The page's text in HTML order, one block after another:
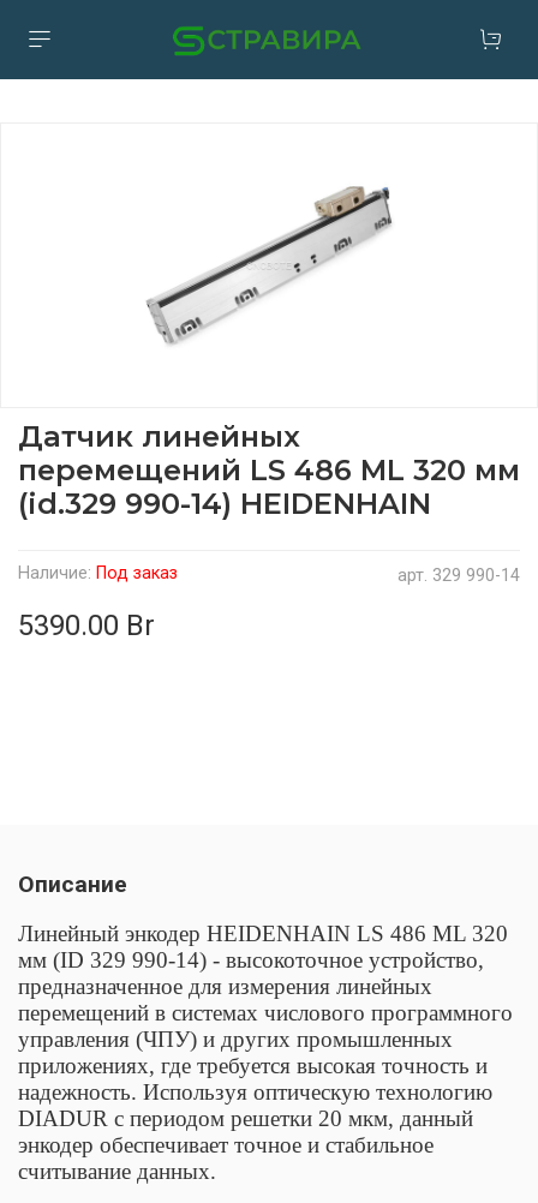
арт. 329 990-14
Наличие: Под заказ
Датчик линейных
перемещений LS 486 ML 320 мм
(id.329 990-14) HEIDENHAIN
5390.00 Br
Описание
Линейный энкодер HEIDENHAIN LS 486 ML 320
мм (ID 329 990-14) - высокоточное устройство,
предназначенное для измерения линейных
перемещений в системах числового программного
управления (ЧПУ) и других промышленных
приложениях, где требуется высокая точность и
надежность. Используя оптическую технологию
DIADUR с периодом решетки 20 мкм, данный
энкодер обеспечивает точное и стабильное
считывание данных.